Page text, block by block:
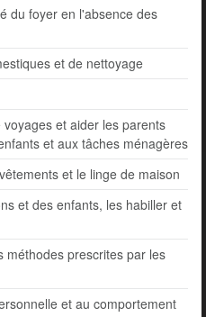
du foyer en l'absence des
et de nettoyage
et aider les parents
et aux tâches ménagères
et le linge de maison
et des enfants, les habiller et
méthodes prescrites par les
et au comportement